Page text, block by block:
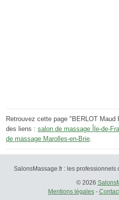
Retrouvez cette page "BERLOT
des liens : salon de massage Île-de-
de massage Marolles-en-Brie
SalonsMassage.fr : les professionnels
© 2026
Mentions légales-